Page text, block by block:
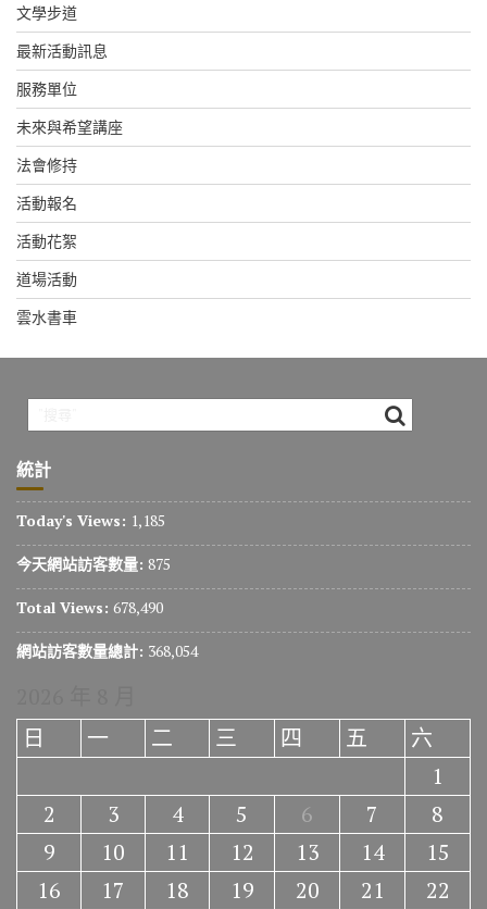
文學步道
最新活動訊息
服務單位
未來與希望講座
法會修持
活動報名
活動花絮
道場活動
雲水書車
統計
Today's Views: 1,185
今天網站訪客數量: 875
Total Views: 678,490
網站訪客數量總計: 368,054
日
一 二 三 四 五
六
1
2
3 4 5 6 7
8
9
10 11 12 13 14
15
16
17 18 19 20 21
22